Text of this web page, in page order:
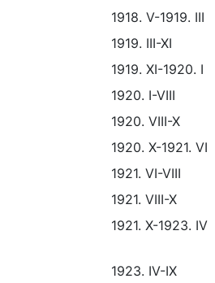
1918. V-1919. III
1919. III-XI
1919. XI-1920. I
1920. I-VIII
1920. VIII-X
1920. X-1921. VI
1921. VI-VIII
1921. VIII-X
1921. X-1923. IV
1923. IV-IX